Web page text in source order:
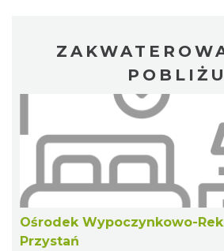
POBLIŻU
Ośrodek Wypoczynkowo-
Przystań